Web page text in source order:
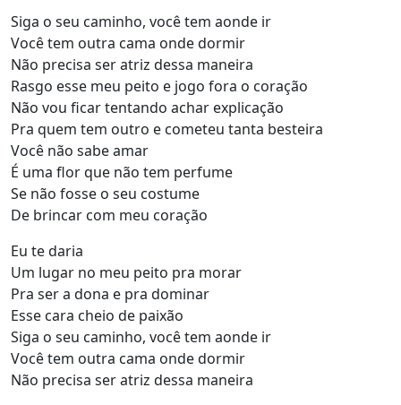
Siga o seu caminho, você tem aonde ir
Você tem outra cama onde dormir
Não precisa ser atriz dessa maneira
Rasgo esse meu peito e jogo fora o coração
Não vou ficar tentando achar explicação
Pra quem tem outro e cometeu tanta besteira
Você não sabe amar
É uma flor que não tem perfume
Se não fosse o seu costume
De brincar com meu coração
Eu te daria
Um lugar no meu peito pra morar
Pra ser a dona e pra dominar
Esse cara cheio de paixão
Siga o seu caminho, você tem aonde ir
Você tem outra cama onde dormir
Não precisa ser atriz dessa maneira